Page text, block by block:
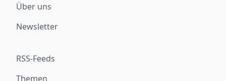
Über uns
Newsletter
RSS-Feeds
Themen